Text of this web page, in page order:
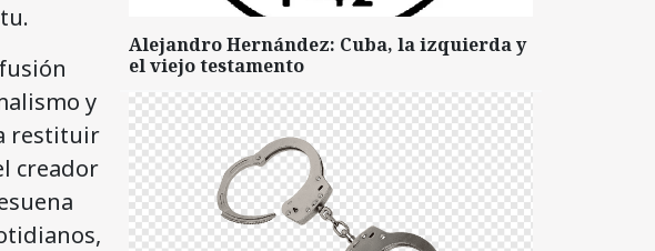
y
restituir
creador
Alejandro Hernández: Cuba, la izquierda y
el viejo testamento